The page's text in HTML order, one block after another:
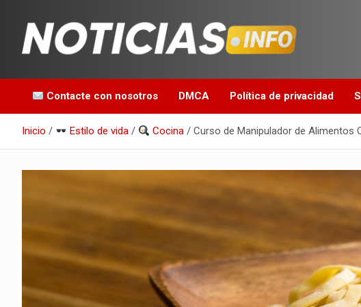
contenido
Noticias en español
Contacte con nosotros DMCA Política de privacidad
Inicio Estilo de vida Cocina Curso de Manipulador de Alimentos